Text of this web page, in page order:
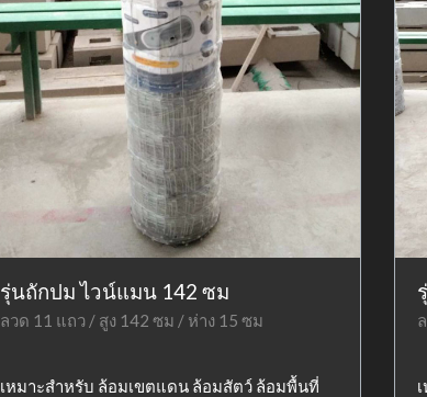
รุ่นถักปม ไวน์แมน 142 ซม
ลวด 11 แถว / สูง 142 ซม / ห่าง 15 ซม
เหมาะสำหรับ ล้อมเขตแดน ล้อมสัตว์ ล้อมพื้นที่